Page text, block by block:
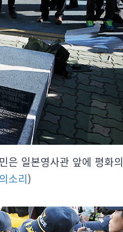
은 일본영사관 앞에 평화의
소리)